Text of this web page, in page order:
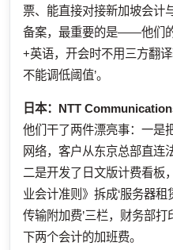
票、能直接对接新加坡会计
备案，最重要的是——他们
+英语，开会时不用三方翻
不能调低阈值’。
日本： NTT
他们干了两件漂亮事：一是
网络，客户从东京总部直连
二是开发了日文版计费看板
业会计准则》拆成‘服务器租
传输附加费’三栏，财务部
下两个会计的加班费。